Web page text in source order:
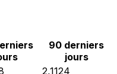
90 derniers
jours
2,1124